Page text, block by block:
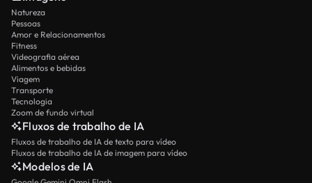
Natureza
Pessoas
Amor e Relacionamentos
Fitness
Videografia aérea
Alimentos e bebidas
Viagem
Transporte
Tecnologia
Zoom de fundo virtual
Fluxos de trabalho de IA
Fluxos de trabalho de IA de texto para vídeo
Fluxos de trabalho de IA de imagem para vídeo
Modelos de IA